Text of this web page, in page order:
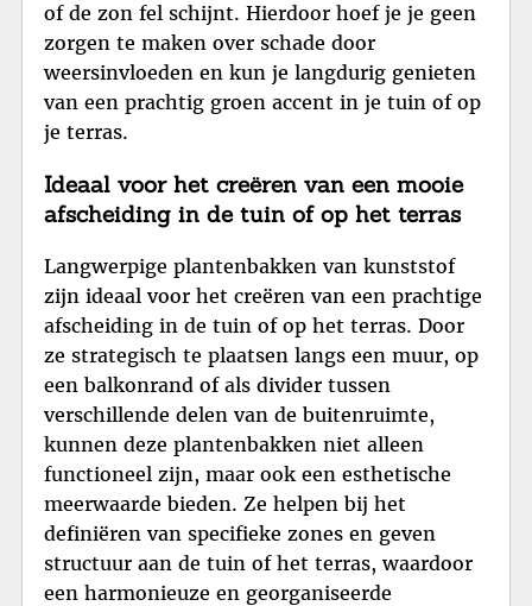
of de zon fel schijnt. Hierdoor hoef je je geen
zorgen te maken over schade door
weersinvloeden en kun je langdurig genieten
van een prachtig groen accent in je tuin of op
je terras.
Ideaal voor het creëren van een mooie
afscheiding in de tuin of op het terras
Langwerpige plantenbakken van kunststof
zijn ideaal voor het creëren van een prachtige
afscheiding in de tuin of op het terras. Door
ze strategisch te plaatsen langs een muur, op
een balkonrand of als divider tussen
verschillende delen van de buitenruimte,
kunnen deze plantenbakken niet alleen
functioneel zijn, maar ook een esthetische
meerwaarde bieden. Ze helpen bij het
definiëren van specifieke zones en geven
structuur aan de tuin of het terras, waardoor
een harmonieuze en georganiseerde